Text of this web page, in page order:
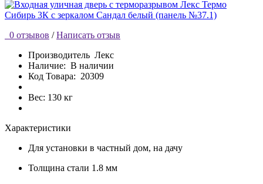
0 отзывов / Написать отзыв
Производитель Лекс
Наличие: В наличии
Код Товара: 20309
Вес: 130 кг
Характеристики
Для установки в частный дом, на дачу
Толщина стали 1.8 мм